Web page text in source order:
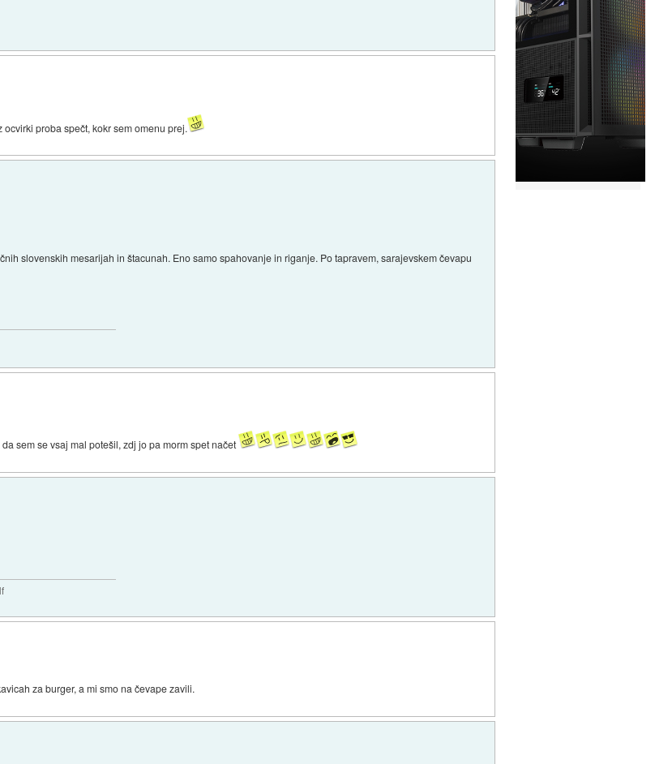
proba spečt, kokr sem omenu prej.
slovenskih mesarijah in štacunah. Eno samo spahovanje in riganje. Po tapravem, sarajevskem čevapu
sem se vsaj mal potešil, zdj jo pa morm spet načet
za burger, a mi smo na čevape zavili.